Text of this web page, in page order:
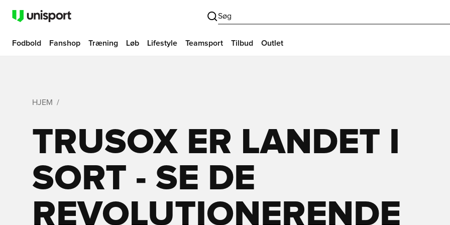
Søg
Fodbold Fanshop Træning Løb Lifestyle Teamsport Tilbud Outlet
HJEM
TRUSOX ER LANDET I
SORT - SE DE
REVOLUTIONERENDE